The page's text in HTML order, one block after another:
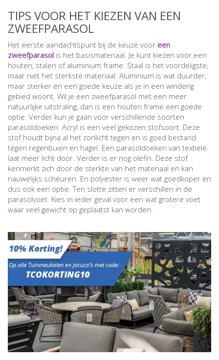
TIPS VOOR HET KIEZEN VAN EEN
ZWEEFPARASOL
Het eerste aandachtspunt bij de keuze voor een
zweefparasol is het basismateriaal. Je kunt kiezen voor een
houten, stalen of aluminium frame. Staal is het voordeligste,
maar niet het sterkste materiaal. Aluminium is wat duurder,
maar sterker en een goede keuze als je in een winderig
gebied woont. Wil je een zweefparasol met een meer
natuurlijke uitstraling, dan is een houten frame een goede
optie. Verder kun je gaan voor verschillende soorten
parasoldoeken. Acryl is een veel gekozen stofsoort. Deze
stof houdt bijna al het zonlicht tegen en is goed bestand
tegen regenbuien en hagel. Een parasoldoeken van textiele
laat meer licht door. Verder is er nog olefin. Deze stof
kenmerkt zich door de sterkte van het materiaal en kan
nauwelijks scheuren. En polyester is weer wat goedkoper en
dus ook een optie. Ten slotte zitten er verschillen in de
parasolvoet. Kies in ieder geval voor een wat grotere voet
waar veel gewicht op geplaatst kan worden.